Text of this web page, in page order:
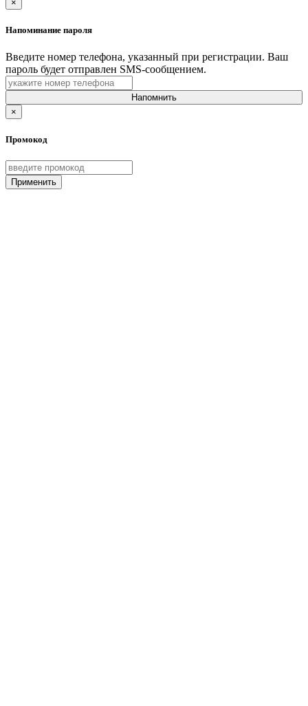
×
Напоминание пароля
Введите номер телефона, указанный при регистрации. Ваш
пароль будет отправлен SMS-сообщением.
Напомнить
×
Промокод
Применить